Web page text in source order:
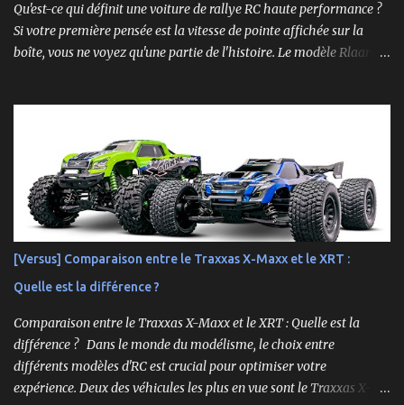
Qu'est-ce qui définit une voiture de rallye RC haute performance ?
Si votre première pensée est la vitesse de pointe affichée sur la
boîte, vous ne voyez qu'une partie de l'histoire. Le modèle Rlaarlo
qui font de cette machine bien plus qu'un simple bolide. Un Modèle,
Deux Philosophies : Le Choix Entre "Prêt à Rouler" et "À
Personnaliser" Rlaarlo propose la XTS-S10 en deux versions
distinctes, une décision brillante qui s'adresse à l'ensemble de la
communauté RC. D'un côté, la version RTR (Ready to Run),
châssis presque assemblé mais livré sans aucune électronique : ni
moteur, ni servo, ni ESC, ni batterie. ...
[Versus] Comparaison entre le Traxxas X-Maxx et le XRT :
Quelle est la différence ?
Comparaison entre le Traxxas X-Maxx et le XRT : Quelle est la
différence ? Dans le monde du modélisme, le choix entre
différents modèles d'RC est crucial pour optimiser votre
expérience. Deux des véhicules les plus en vue sont le Traxxas X-